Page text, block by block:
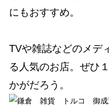
にもおすすめ。
TVや雑誌などのメデ
る人気のお店。ぜひ
かがだろう。